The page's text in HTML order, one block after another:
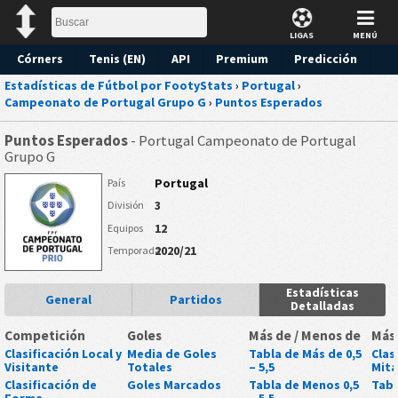
LIGAS MENÚ
Córners Tenis (EN) API Premium
Predicción
Estadísticas de Fútbol por FootyStats › Portugal›
Campeonato de Portugal Grupo G› Puntos Esperados
Puntos Esperados- Portugal Campeonato de Portugal
Grupo G
País Portugal
División 3
Equipos 12
Temporada2020/21
General Partidos
Estadísticas
Detalladas
Competición
Clasificación Local y
Visitante
Clasificación de
Goles
Media de Goles
Totales
Goles Marcados
Más de / Menos de
Tabla de Más de 0,5
– 5,5
Tabla de Menos 0,5
Más